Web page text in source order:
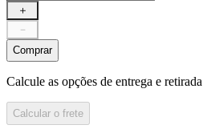
＋
－
Comprar
Calcule as opções de entrega e retirada
Calcular o frete